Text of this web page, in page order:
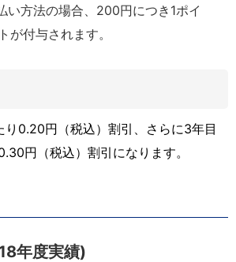
い方法の場合、200円につき1ポイ
が付与されます。
り0.20円（税込）割引、さらに3年目
円（税込）割引になります。
年度実績)